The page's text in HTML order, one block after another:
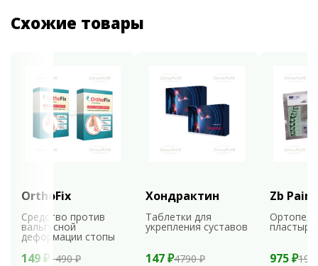
Схожие товары
OrthoFix
Средство против
вальгусной
деформации стопы
149 ₽ 1490 ₽
Хондрактин
Таблетки для
укрепления суставов
147 ₽4790 ₽
Zb Pain
пластыри
975 ₽